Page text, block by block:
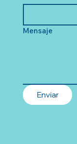
Mensaje
Enviar